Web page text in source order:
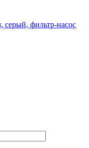
серый, фильтр-насос